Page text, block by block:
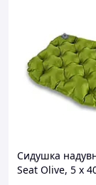
Сидушка
Seat Olive, 5 х